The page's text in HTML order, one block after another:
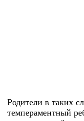
Родители в таких
темпераментный